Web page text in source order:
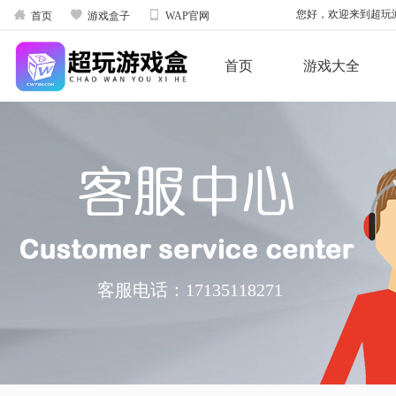
 首页  游戏盒子  WAP官网 您好，欢迎来到超玩
首页 游戏大全
客服电话： 17135118271